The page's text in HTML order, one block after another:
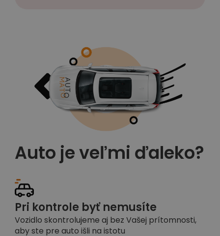
Auto je veľmi ďaleko?
Pri kontrole byť nemusíte
Vozidlo skontrolujeme aj bez Vašej prítomnosti,
aby ste pre auto išli na istotu